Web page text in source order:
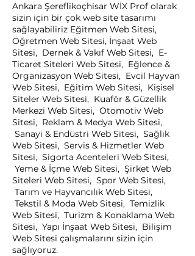
Ankara Şereflikoçhisar WİX Prof olarak
sizin için bir çok web site tasarımı
sağlayabiliriz Eğitmen Web Sitesi,
Öğretmen Web Sitesi, İnşaat Web
Sitesi, Dernek & Vakıf Web Sitesi, E-
Ticaret Siteleri Web Sitesi, Eğlence &
Organizasyon Web Sitesi, Evcil Hayvan
Web Sitesi, Eğitim Web Sitesi, Kişisel
Siteler Web Sitesi, Kuaför & Güzellik
Merkezi Web Sitesi, Otomotiv Web
Sitesi, Reklam & Medya Web Sitesi,
Sanayi & Endüstri Web Sitesi, Sağlık
Web Sitesi, Servis & Hizmetler Web
Sitesi, Sigorta Acenteleri Web Sitesi,
Yeme & İçme Web Sitesi, Şirket Web
Siteleri Web Sitesi, Spor Web Sitesi,
Tarım ve Hayvancılık Web Sitesi,
Tekstil & Moda Web Sitesi, Temizlik
Web Sitesi, Turizm & Konaklama Web
Sitesi, Yapı İnşaat Web Sitesi, Bilişim
Web Sitesi çalışmalarını sizin için
sağlıyoruz.